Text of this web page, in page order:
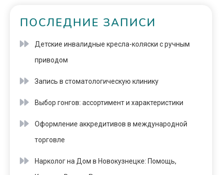
ПОСЛЕДНИЕ ЗАПИСИ
Детские инвалидные кресла-коляски с ручным
приводом
Запись в стоматологическую клинику
Выбор гонгов: ассортимент и характеристики
Оформление аккредитивов в международной
торговле
Нарколог на Дом в Новокузнецке: Помощь,